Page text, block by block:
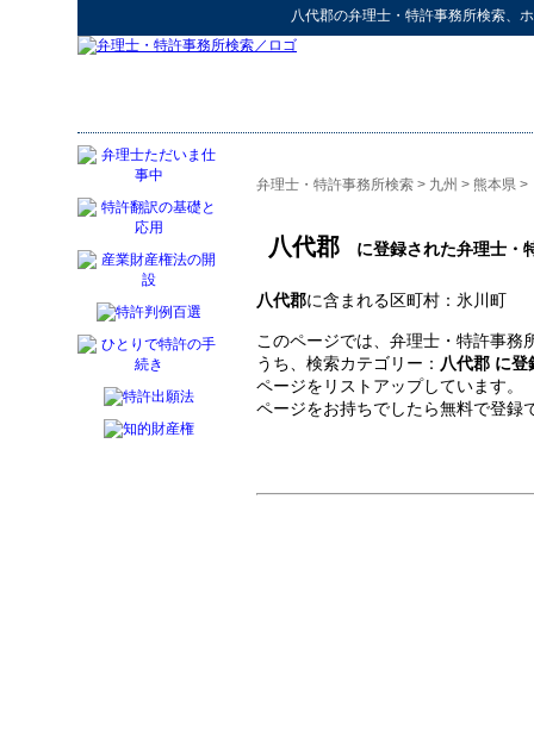
八代郡の弁理士・特許事務所検索、
弁理士・特許事務所検索 > 九州 > 熊本県 >
八代郡 に登録された弁理士・
八代郡に含まれる区町村：氷川町
このページでは、弁理士・特許事務
うち、検索カテゴリー： 八代郡 に
ページをリストアップしています
ページをお持ちでしたら無料で登録